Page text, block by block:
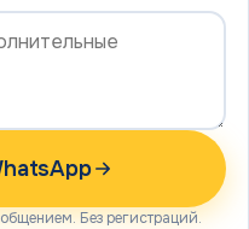
Без регистраций.